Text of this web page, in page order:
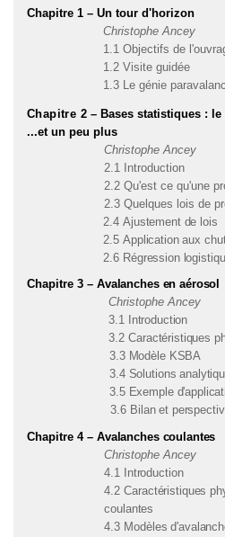
Chapitre 1 – Un tour d'horizon
Christophe Ancey
1.1 Objectifs de
1.2 Visite guidée
1.3 Le génie
Chapitre 2 – Bases statistiques :
...et un peu plus
Christophe Ancey
2.1 Introduction
2.2 Qu'est ce qu'une
2.3 Quelques lois de
2.4Ajustement de lois
2.5Application aux
2.6 Régression
Chapitre 3 – Avalanches en aérosol
Christophe Ancey
3.1 Introduction
3.2Caractéristiques
3.3 Modèle KSBA
3.4 Solutions
3.5 Exemple
3.6 Bilan et
Chapitre 4 – Avalanches coulantes
Christophe Ancey
4.1 Introduction
4.2Caractéristiques
coulantes
4.3 Modèles